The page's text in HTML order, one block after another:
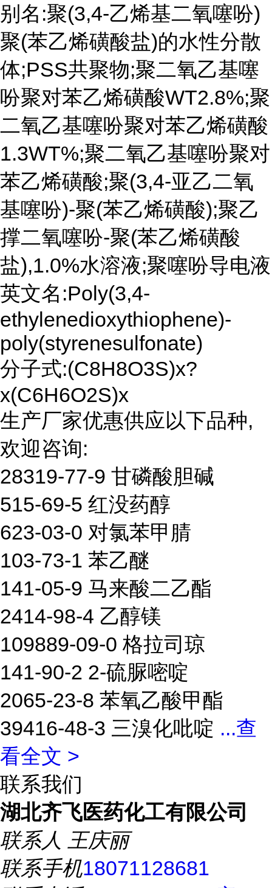
别名:聚(3,4-乙烯基二氧噻吩)
聚(苯乙烯磺酸盐)的水性分散
体;PSS共聚物;聚二氧乙基噻
吩聚对苯乙烯磺酸WT2.8%;聚
二氧乙基噻吩聚对苯乙烯磺酸
1.3WT%;聚二氧乙基噻吩聚对
苯乙烯磺酸;聚(3,4-亚乙二氧
基噻吩)-聚(苯乙烯磺酸);聚乙
撑二氧噻吩-聚(苯乙烯磺酸
盐),1.0%水溶液;聚噻吩导电液
英文名:Poly(3,4-
ethylenedioxythiophene)-
poly(styrenesulfonate)
分子式:(C8H8O3S)x?
x(C6H6O2S)x
生产厂家优惠供应以下品种,
欢迎咨询:
28319-77-9 甘磷酸胆碱
515-69-5 红没药醇
623-03-0 对氯苯甲腈
103-73-1 苯乙醚
141-05-9 马来酸二乙酯
2414-98-4 乙醇镁
109889-09-0 格拉司琼
141-90-2 2-硫脲嘧啶
2065-23-8 苯氧乙酸甲酯
39416-48-3 三溴化吡啶 ...查
看全文 >
联系我们
湖北齐飞医药化工有限公司
联系人 王庆丽
联系手机18071128681